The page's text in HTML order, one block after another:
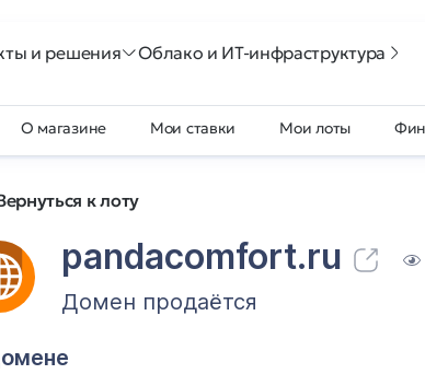
и решения Облако и ИТ-инфраструктура
О магазине Мои ставки Мои лоты
к лоту
pandacomfort.ru
Домен продаётся